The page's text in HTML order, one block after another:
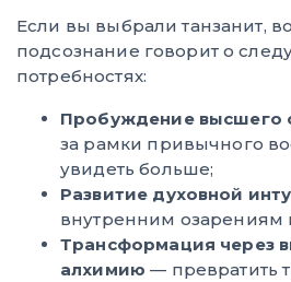
Если вы выбрали танзанит,
подсознание говорит о
потребностях:
Пробуждение высшего
за рамки привычного
увидеть больше;
Развитие духовной
внутренним озарениям
Трансформация через
алхимию — превратить